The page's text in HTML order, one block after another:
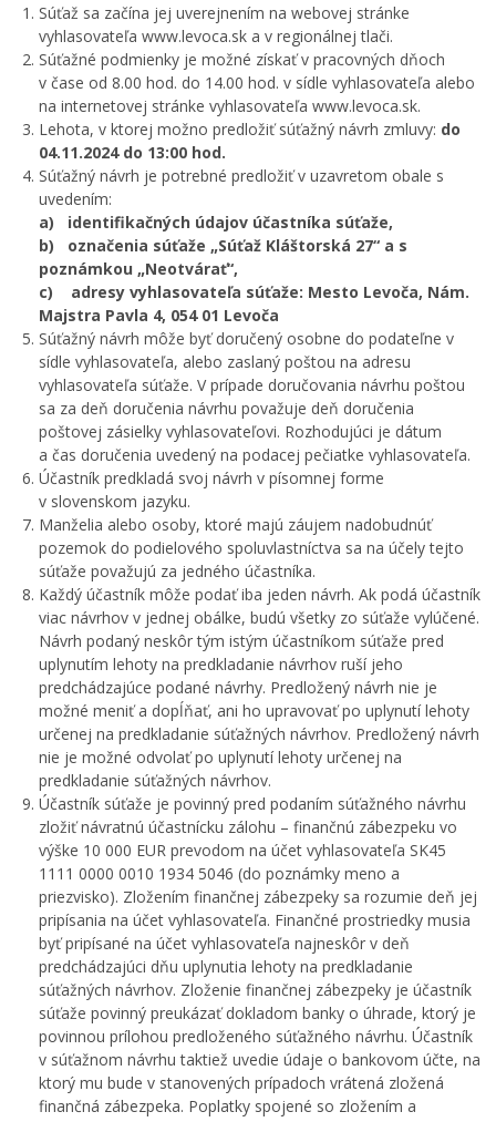
Súťaž sa začína jej uverejnením na webovej stránke
vyhlasovateľa www.levoca.sk a v regionálnej tlači.
Súťažné podmienky je možné získať v pracovných dňoch
v čase od 8.00 hod. do 14.00 hod. v sídle vyhlasovateľa alebo
na internetovej stránke vyhlasovateľa www.levoca.sk.
Lehota, v ktorej možno predložiť súťažný návrh zmluvy: do
04.11.2024 do 13:00 hod.
Súťažný návrh je potrebné predložiť v uzavretom obale s
uvedením:
a) identifikačných údajov účastníka súťaže,
b) označenia súťaže „Súťaž Kláštorská 27“ a s
poznámkou „Neotvárať“,
c) adresy vyhlasovateľa súťaže: Mesto Levoča, Nám.
Majstra Pavla 4, 054 01 Levoča
Súťažný návrh môže byť doručený osobne do podateľne v
sídle vyhlasovateľa, alebo zaslaný poštou na adresu
vyhlasovateľa súťaže. V prípade doručovania návrhu poštou
sa za deň doručenia návrhu považuje deň doručenia
poštovej zásielky vyhlasovateľovi. Rozhodujúci je dátum
a čas doručenia uvedený na podacej pečiatke vyhlasovateľa.
Účastník predkladá svoj návrh v písomnej forme
v slovenskom jazyku.
Manželia alebo osoby, ktoré majú záujem nadobudnúť
pozemok do podielového spoluvlastníctva sa na účely tejto
súťaže považujú za jedného účastníka.
Každý účastník môže podať iba jeden návrh. Ak podá účastník
viac návrhov v jednej obálke, budú všetky zo súťaže vylúčené.
Návrh podaný neskôr tým istým účastníkom súťaže pred
uplynutím lehoty na predkladanie návrhov ruší jeho
predchádzajúce podané návrhy. Predložený návrh nie je
možné meniť a dopĺňať, ani ho upravovať po uplynutí lehoty
určenej na predkladanie súťažných návrhov. Predložený návrh
nie je možné odvolať po uplynutí lehoty určenej na
predkladanie súťažných návrhov.
Účastník súťaže je povinný pred podaním súťažného návrhu
zložiť návratnú účastnícku zálohu – finančnú zábezpeku vo
výške 10 000 EUR prevodom na účet vyhlasovateľa SK45
1111 0000 0010 1934 5046 (do poznámky meno a
priezvisko). Zložením finančnej zábezpeky sa rozumie deň jej
pripísania na účet vyhlasovateľa. Finančné prostriedky musia
byť pripísané na účet vyhlasovateľa najneskôr v deň
predchádzajúci dňu uplynutia lehoty na predkladanie
súťažných návrhov. Zloženie finančnej zábezpeky je účastník
súťaže povinný preukázať dokladom banky o úhrade, ktorý je
povinnou prílohou predloženého súťažného návrhu. Účastník
v súťažnom návrhu taktiež uvedie údaje o bankovom účte, na
ktorý mu bude v stanovených prípadoch vrátená zložená
finančná zábezpeka. Poplatky spojené so zložením a